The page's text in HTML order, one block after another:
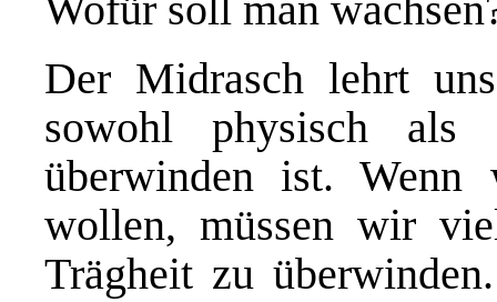
Der Midrasch lehrt
sowohl physisch als
überwinden ist. Wenn
wollen, müssen wir
Trägheit zu